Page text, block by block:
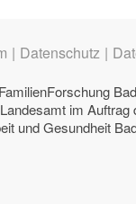
| Datenschutz |
FamilienForschung
im Auftrag
und Gesundheit